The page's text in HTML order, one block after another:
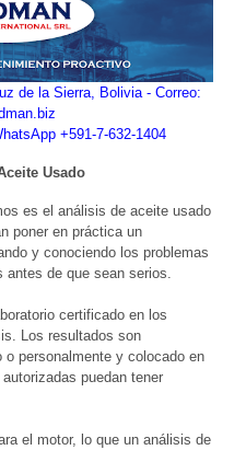
de la Sierra, Bolivia - Correo:
+591-7-632-1404
Usado
es el análisis de aceite usado
poner en práctica un
y conociendo los problemas
de que sean serios.
certificado en los
Los resultados son
o personalmente y colocado en
puedan tener
el motor, lo que un análisis de